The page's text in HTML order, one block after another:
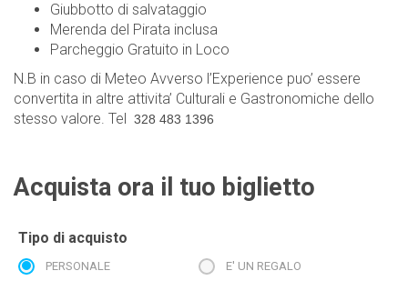
Giubbotto di salvataggio
Merenda del Pirata inclusa
Parcheggio Gratuito in Loco
N.B in caso di Meteo Avverso l’Experience puo’ essere
convertita in altre attivita’ Culturali e Gastronomiche dello
stesso valore. Tel
328 483 1396
Acquista ora il tuo biglietto
Tipo di acquisto
PERSONALE E' UN REGALO